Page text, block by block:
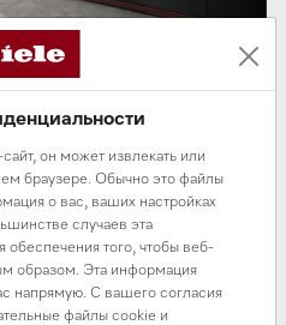
Activeдоступна по
тенге вместо 598 800
с вместимостью до 14
в себе лаконичный дизайн,
он может извлекать или
браузере. Обычно это файлы
о вас, ваших настройках
случаев эта
обеспечения того, чтобы веб-
образом. Эта информация
напрямую. С вашего согласия
файлы cookie и